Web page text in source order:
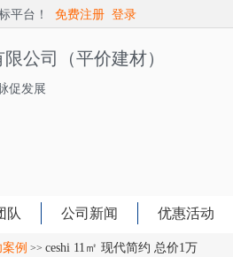
平台！ 免费注册 登录
公司（平价建材）
促发展
队 公司新闻 优惠活动
例 >> ceshi 11㎡ 现代简约 总价1万